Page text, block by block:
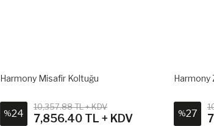
Harmony Misafir Koltuğu
%24
10,357.88 TL + KDV
7,856.40 TL + KDV
Harmony
%27